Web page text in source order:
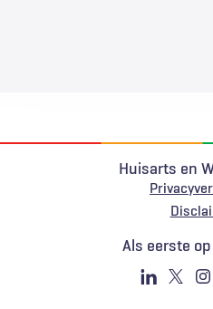
Huisarts en
Als eerste